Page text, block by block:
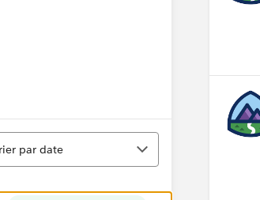
par date